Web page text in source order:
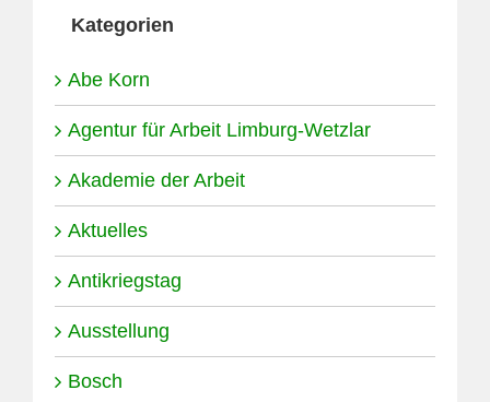
Kategorien
Abe Korn
Agentur für Arbeit Limburg-Wetzlar
Akademie der Arbeit
Aktuelles
Antikriegstag
Ausstellung
Bosch